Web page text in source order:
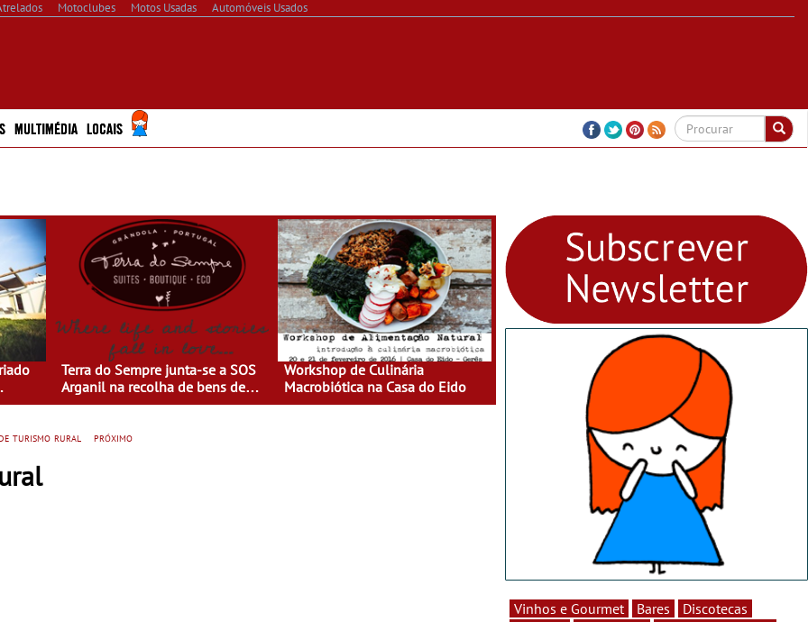
Motoclubes Motos Usadas Automóveis Usados
MULTIMÉDIA LOCAIS
Terra do Sempre junta-se a SOS
Arganil na recolha de bens de
primeira necessidade
Workshop de Culinária
Macrobiótica na Casa do Eido
turismo rural próximo
Vinhos e Gourmet Bares
Discotecas